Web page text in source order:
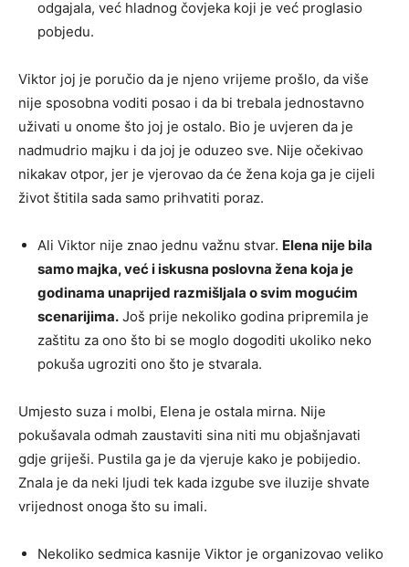
odgajala, već hladnog čovjeka koji je već proglasio
pobjedu.
Viktor joj je poručio da je njeno vrijeme prošlo, da više
nije sposobna voditi posao i da bi trebala jednostavno
uživati u onome što joj je ostalo. Bio je uvjeren da je
nadmudrio majku i da joj je oduzeo sve. Nije očekivao
nikakav otpor, jer je vjerovao da će žena koja ga je cijeli
život štitila sada samo prihvatiti poraz.
Ali Viktor nije znao jednu važnu stvar. Elena nije bila
samo majka, već i iskusna poslovna žena koja je
godinama unaprijed razmišljala o svim mogućim
scenarijima. Još prije nekoliko godina pripremila je
zaštitu za ono što bi se moglo dogoditi ukoliko neko
pokuša ugroziti ono što je stvarala.
Umjesto suza i molbi, Elena je ostala mirna. Nije
pokušavala odmah zaustaviti sina niti mu objašnjavati
gdje griješi. Pustila ga je da vjeruje kako je pobijedio.
Znala je da neki ljudi tek kada izgube sve iluzije shvate
vrijednost onoga što su imali.
Nekoliko sedmica kasnije Viktor je organizovao veliko